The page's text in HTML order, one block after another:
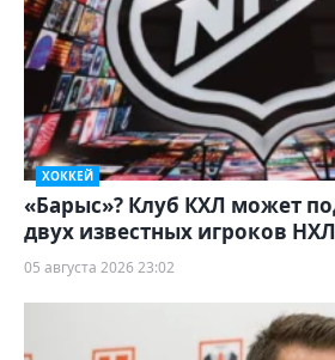
ХОККЕЙ
«Барыс»? Клуб КХЛ может
двух известных игроков НХЛ
05 августа 2026 23:02